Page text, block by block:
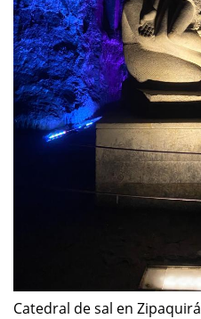
Catedral de sal en Zipaquirá